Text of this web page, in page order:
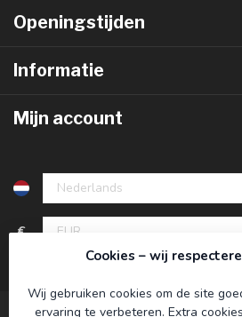
Openingstijden
Informatie
Mijn account
€
Cookies – wij
Wij gebruiken cookies om de site
ervaring te verbeteren. Extra